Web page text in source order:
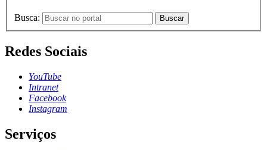
Busca: Buscar
Redes Sociais
YouTube
Intranet
Facebook
Instagram
Serviços